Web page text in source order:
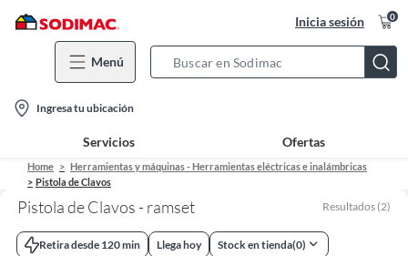
Inicia sesión 0
Menú
Bar
location-
icon
Ingresa tu ubicación
Servicios Ofertas
Home
Herramientas y máquinas - Herramientas eléctricas e inalámbricas
Pistola de Clavos
Pistola de Clavos - ramset Resultados (2)
Retira desde 120 min Llega hoy Stock en tienda(0)